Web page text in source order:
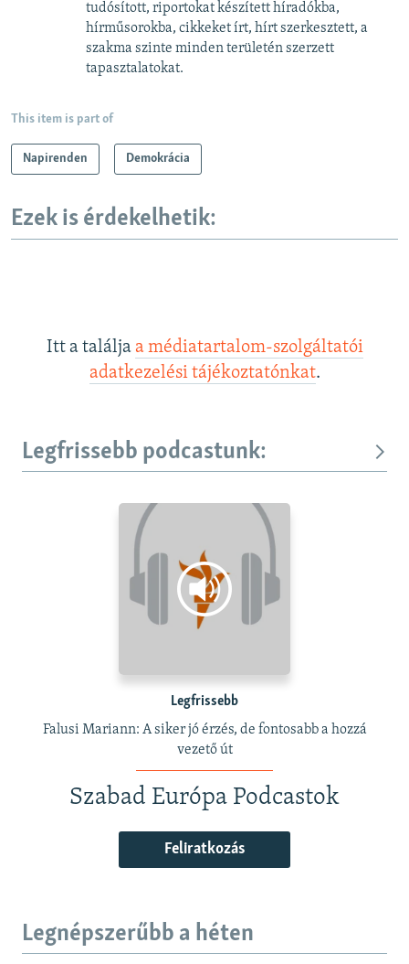
tudósított, riportokat készített híradókba,
hírműsorokba, cikkeket írt, hírt szerkesztett, a
szakma szinte minden területén szerzett
tapasztalatokat.
This item is part of
Napirenden Demokrácia
Ezek is érdekelhetik:
Itt a találja a médiatartalom-szolgáltatói
adatkezelési tájékoztatónkat.
Legfrissebb podcastunk:
Legfrissebb
Falusi Mariann: A siker jó érzés, de fontosabb a hozzá
vezető út
Szabad Európa Podcastok
Feliratkozás
Legnépszerűbb a héten